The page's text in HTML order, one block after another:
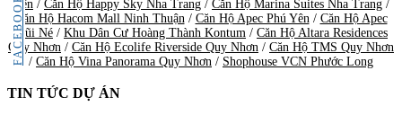
FACEBOOK
Yên / Căn Hộ Happy Sky Nha Trang / Căn Hộ Marina Suites Nha Trang /
Căn Hộ Hacom Mall Ninh Thuận / Căn Hộ Apec Phú Yên / Căn Hộ Apec
Mũi Né / Khu Dân Cư Hoàng Thành Kontum / Căn Hộ Altara Residences
Quy Nhơn / Căn Hộ Ecolife Riverside Quy Nhơn / Căn Hộ TMS Quy Nhơn
/ Căn Hộ Vina Panorama Quy Nhơn / Shophouse VCN Phước Long
TIN TỨC DỰ ÁN